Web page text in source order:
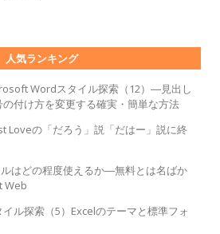
人気ランキング
Wordスタイル探索（12）―見出し
付け方を変更する確実・簡単な方法
Loveの「だろう」説「だはー」説に終
はどの程度使えるか―無料とは名ばか
Web
ル探索（5）Excelのテーマと標準フォ